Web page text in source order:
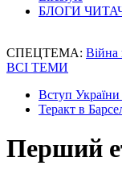
БЛОГИ
СПЕЦТЕМА: Війна
ВСІ ТЕМИ
Вступ
Теракт в
Перший